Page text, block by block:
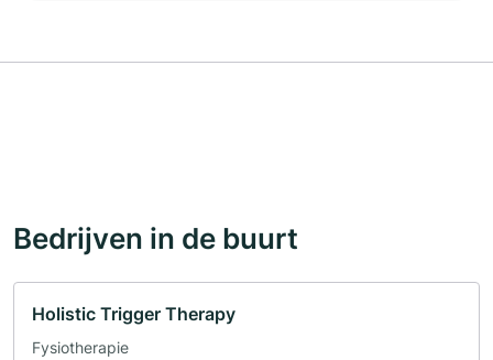
Bedrijven in de buurt
Holistic Trigger Therapy
Fysiotherapie